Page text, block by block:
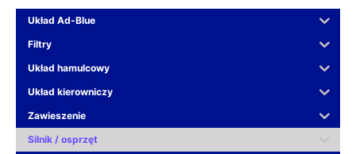
Układ Ad-Blue
Filtry
Układ hamulcowy
Układ kierowniczy
Zawieszenie
Silnik / osprzęt